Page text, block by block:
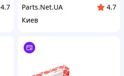
4.7
Parts.Net.UA
4.7
Киев